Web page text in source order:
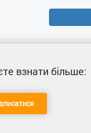
взнати більше: